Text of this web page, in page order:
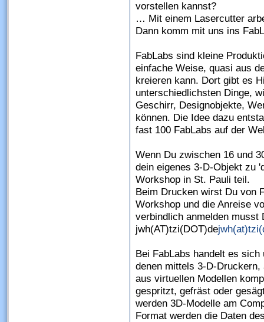
vorstellen kannst?
… Mit einem Lasercutter
Dann komm mit uns ins
FabLabs sind kleine
einfache Weise, quasi aus
kreieren kann. Dort gibt es
unterschiedlichsten Dinge,
Geschirr, Designobjekte,
können. Die Idee dazu
fast 100 FabLabs auf der
Wenn Du zwischen 16 und
dein eigenes 3-D-Objekt zu
Workshop in St. Pauli teil.
Beim Drucken wirst Du von
Workshop und die Anreise
verbindlich anmelden musst
jwh(AT)tzi(DOT)de
Bei FabLabs handelt es
denen mittels 3-D-
aus virtuellen Modellen
gespritzt, gefräst oder
werden 3D-Modelle am
Format werden die Daten